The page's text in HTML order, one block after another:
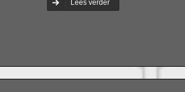
Lees verder